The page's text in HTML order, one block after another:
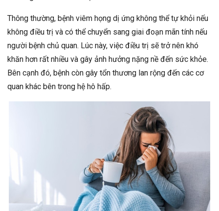
Thông thường, bệnh viêm họng dị ứng không thể tự khỏi nếu
không điều trị và có thể chuyển sang giai đoạn mãn tính nếu
người bệnh chủ quan. Lúc này, việc điều trị sẽ trở nên khó
khăn hơn rất nhiều và gây ảnh hưởng nặng nề đến sức khỏe.
Bên cạnh đó, bệnh còn gây tổn thương lan rộng đến các cơ
quan khác bên trong hệ hô hấp.